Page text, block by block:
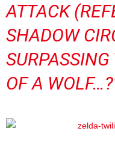
ATTACK
SHADOW
OF A